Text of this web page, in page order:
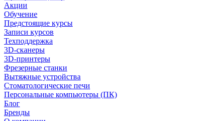
Акции
Обучение
Предстоящие курсы
Записи курсов
Техподдержка
3D-сканеры
3D-принтеры
Фрезерные станки
Вытяжные устройства
Стоматологические печи
Персональные компьютеры (ПК)
Блог
Бренды